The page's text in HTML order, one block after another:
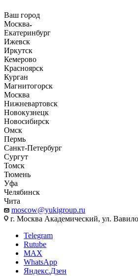
Ваш город
Москва
Екатеринбург
Ижевск
Иркутск
Кемерово
Красноярск
Курган
Магнитогорск
Москва
Нижневартовск
Новокузнецк
Новосибирск
Омск
Пермь
Санкт-Петербург
Сургут
Томск
Тюмень
Уфа
Челябинск
Чита
moscow@yukigroup.ru
г. Москва Академический, ул.
Telegram
Rutube
MAX
WhatsApp
Яндекс.Дзен